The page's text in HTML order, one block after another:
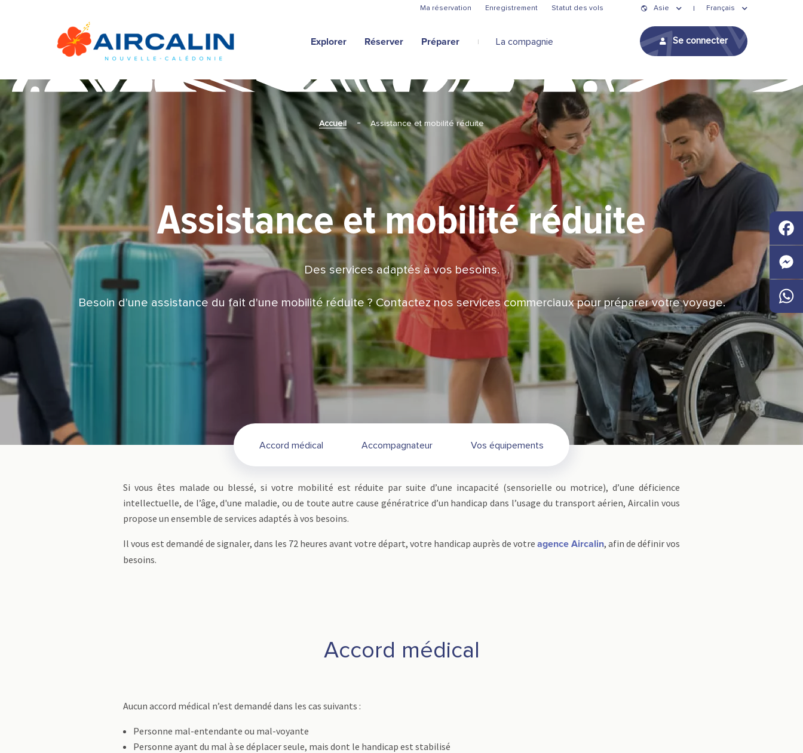
Aller au contenu principal
Ma réservation Enregistrement Statut des vols Asie Français
Explorer Réserver Préparer La compagnie Se connecter
Accueil Assistance et mobilité réduite
Assistance et mobilité réduite
Des services adaptés à vos besoins.
Besoin d'une assistance du fait d'une mobilité réduite ? Contactez nos services commerciaux pour préparer votre voyage.
Accord médical Accompagnateur Vos équipements
Si vous êtes malade ou blessé, si votre mobilité est réduite par suite d’une incapacité (sensorielle ou motrice), d’une déficience
intellectuelle, de l’âge, d'une maladie, ou de toute autre cause génératrice d’un handicap dans l’usage du transport aérien, Aircalin vous
propose un ensemble de services adaptés à vos besoins.
Il vous est demandé de signaler, dans les 72 heures avant votre départ, votre handicap auprès de votre agence Aircalin, afin de définir vos
besoins.
Accord médical
Aucun accord médical n’est demandé dans les cas suivants :
Personne mal-entendante ou mal-voyante
Personne ayant du mal à se déplacer seule, mais dont le handicap est stabilisé